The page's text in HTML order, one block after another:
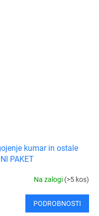
kumar in ostale
PAKET
Na zalogi (>5 kos)
PODROBNOSTI